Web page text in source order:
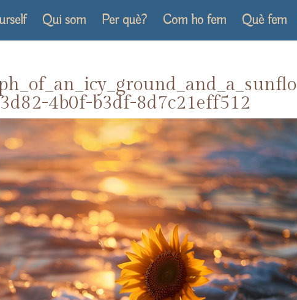
Qui som Per què? Com ho fem Què fem
4b0f-b3df-8d7c21eff512